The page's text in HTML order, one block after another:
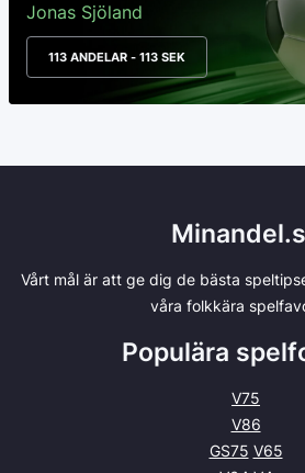
Jonas Sjöland
113 ANDELAR - 113 SEK
Vårt mål är att ge dig de bästa
våra folkkära
Populära
V75
V86
GS75 V65